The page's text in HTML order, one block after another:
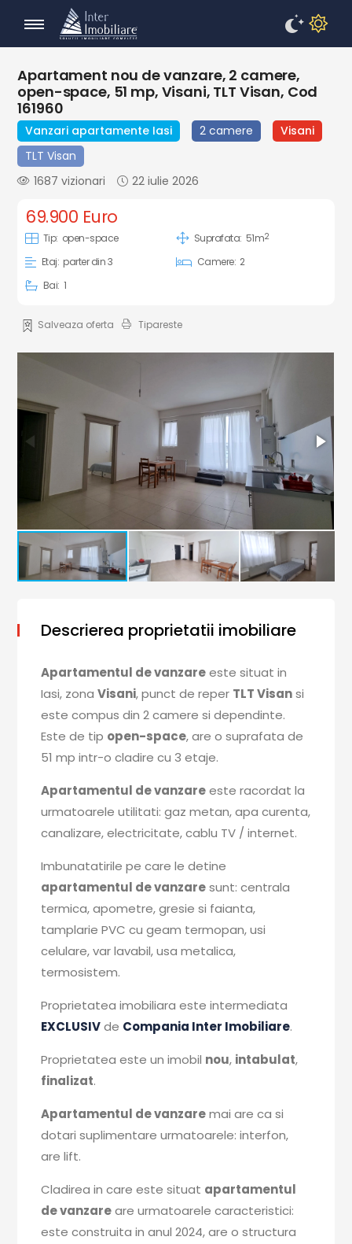
Apartament nou de vanzare, 2 camere,
open-space, 51 mp, Visani, TLT Visan, Cod
161960
Vanzari apartamente Iasi 2 camere
Visani
TLT Visan
1687 vizionari
22 iulie 2026
69.900 Euro
Tip: open-space Suprafata: 51m2
Etaj: parter din 3 Camere: 2
Bai: 1
Salveaza oferta Tipareste
Descrierea proprietatii imobiliare
Apartamentul de vanzareeste situat in
Iasi, zonaVisani, punct de reper TLT Visansi
este compus din 2 camere si dependinte.
Este de tip open-space, are o suprafata de
51 mp intr-o cladire cu 3 etaje.
Apartamentul de vanzareeste racordat la
urmatoarele utilitati: gaz metan, apa curenta,
canalizare, electricitate, cablu TV / internet.
Imbunatatirile pe care le detine
apartamentul de vanzaresunt: centrala
termica, apometre, gresie si faianta,
tamplarie PVC cu geam termopan, usi
celulare, var lavabil, usa metalica,
termosistem.
Proprietatea imobiliara este intermediata
EXCLUSIVde Compania Inter Imobiliare.
Proprietatea este un imobil nou, intabulat,
finalizat.
Apartamentul de vanzaremai are ca si
dotari suplimentare urmatoarele: interfon,
are lift.
Cladirea in care este situat apartamentul
de vanzareare urmatoarele caracteristici:
este construita in anul 2024, are o structura